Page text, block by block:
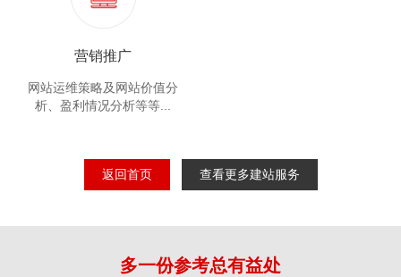
营销推广
网站运维策略及网站价值分
析、盈利情况分析等等...
返回首页 查看更多建站服务
多一份参考总有益处